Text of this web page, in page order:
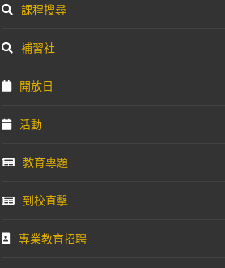
課程搜尋
補習社
開放日
活動
教育專題
到校直擊
專業教育招聘